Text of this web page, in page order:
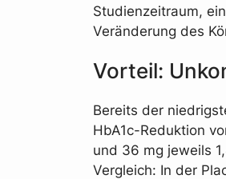
Studienzeitraum,
Veränderung des
Vorteil:
Bereits der
HbA1c-Reduktion
und 36 mg jeweils
Vergleich: In der